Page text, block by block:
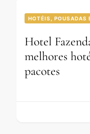
HOTÉIS, POUSADAS
Hotel
melhores
pacotes